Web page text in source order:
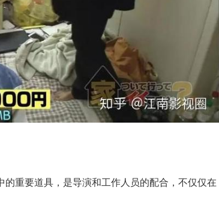
重要道具，是导演和工作人员的配合，不仅仅在